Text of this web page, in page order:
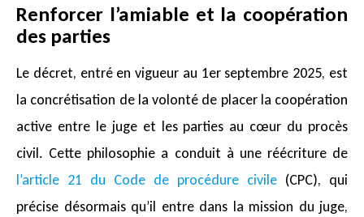
Renforcer l’amiable et la coopération
des parties
Le décret, entré en vigueur au 1er septembre 2025, est
la concrétisation de la volonté de placer la coopération
active entre le juge et les parties au cœur du procès
civil. Cette philosophie a conduit à une réécriture de
l’article 21 du Code de procédure civile (CPC), qui
précise désormais qu’il entre dans la mission du juge,